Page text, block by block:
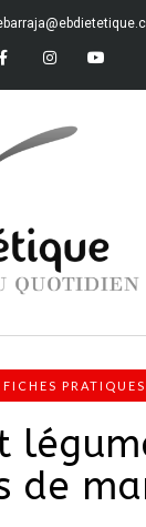
FICHES PRATIQUES
de